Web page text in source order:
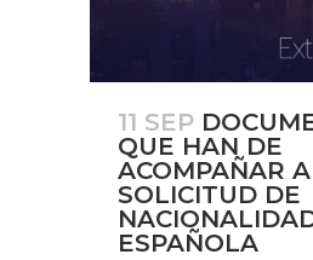
11 SEP
QUE HAN DE
ACOMPAÑAR
SOLICITUD DE
ESPAÑOLA